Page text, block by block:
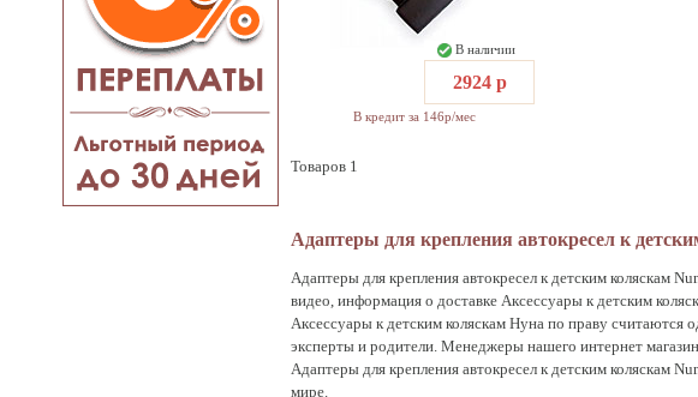
В наличии
2924 р
В кредит за 146р/мес
Товаров 1
Адаптеры для крепления автокресел к
Адаптеры для крепления автокресел к детским коляскам
видео, информация о доставке Аксессуары к детским
Аксессуары к детским коляскам Нуна по праву считаются
эксперты и родители. Менеджеры нашего интернет
Адаптеры для крепления автокресел к детским коляскам
мире.